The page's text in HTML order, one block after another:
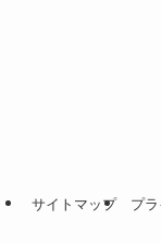
サイトマップ プ